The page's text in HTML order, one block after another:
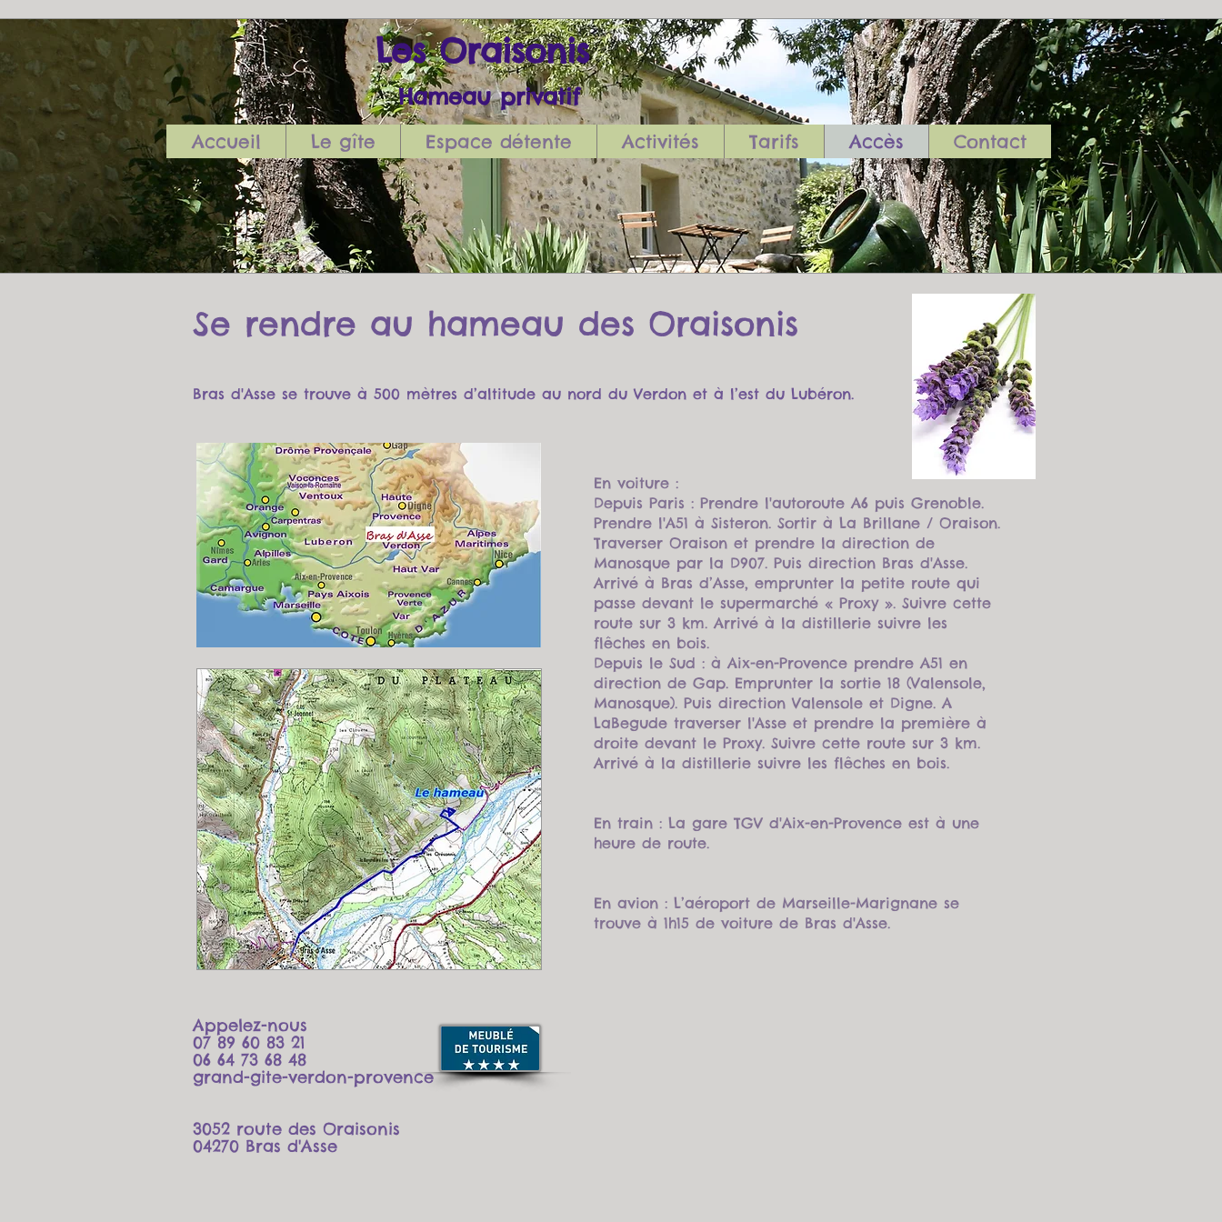
Accueil Le gîte Espace détente Activités Tarifs Accès Contact
Les Oraisonis
Hameau privatif
En voiture :
Depuis Paris : Prendre l'autoroute A6 puis Grenoble.
Prendre l'A51 à Sisteron. Sortir à La Brillane / Oraison.
Traverser Oraison et prendre la direction de
Manosque par la D907. Puis direction Bras d'Asse.
Arrivé à Bras d’Asse, emprunter la petite route qui
passe devant le supermarché « Proxy ». Suivre cette
route sur 3 km. Arrivé à la distillerie suivre les
flêches en bois.
Depuis le Sud : à Aix-en-Provence prendre A51 en
direction de Gap. Emprunter la sortie 18 (Valensole,
Manosque). Puis direction Valensole et Digne. A
LaBegude traverser l'Asse et prendre la première à
droite devant le Proxy. Suivre cette route sur 3 km.
Arrivé à la distillerie suivre les flêches en bois.
En train : La gare TGV d'Aix-en-Provence est à une
heure de route.
En avion : L’aéroport de Marseille-Marignane se
trouve à 1h15 de voiture de Bras d'Asse.
Se rendre au hameau des Oraisonis
Bras d'Asse se trouve à 500 mètres d’altitude au nord du Verdon et à l’est du Lubéron.
Appelez-nous
07 89 60 83 21
06 64 73 68 48
grand-gite-verdon-provence
3052 route des Oraisonis
04270 Bras d'Asse